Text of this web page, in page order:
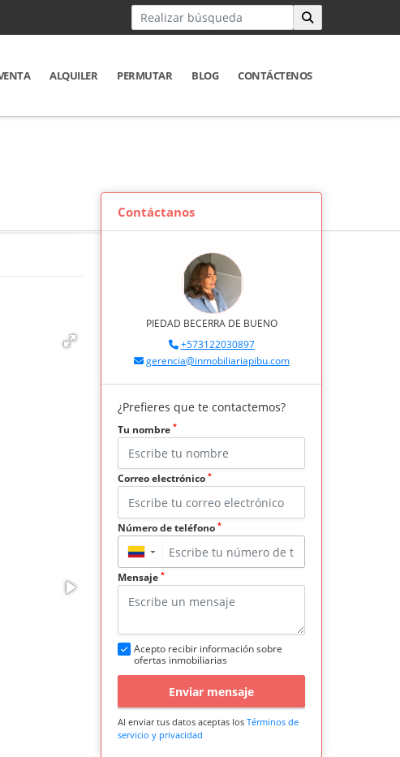
ALQUILER PERMUTAR BLOG CONTÁCTENOS
Contáctanos
PIEDAD BECERRA DE BUENO
+573122030897
gerencia@inmobiliariapibu.com
¿Prefieres que te contactemos?
Tu nombre *
Correo electrónico *
Número de teléfono *
▼
Mensaje *
Acepto recibir información sobre
ofertas inmobiliarias
Enviar mensaje
Al enviar tus datos aceptas los Términos de
servicio y privacidad